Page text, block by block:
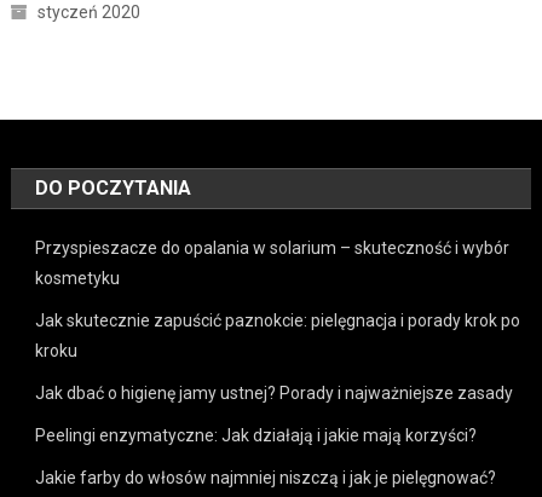
styczeń 2020
DO POCZYTANIA
Przyspieszacze do opalania w solarium – skuteczność i wybór
kosmetyku
Jak skutecznie zapuścić paznokcie: pielęgnacja i porady krok po
kroku
Jak dbać o higienę jamy ustnej? Porady i najważniejsze zasady
Peelingi enzymatyczne: Jak działają i jakie mają korzyści?
Jakie farby do włosów najmniej niszczą i jak je pielęgnować?